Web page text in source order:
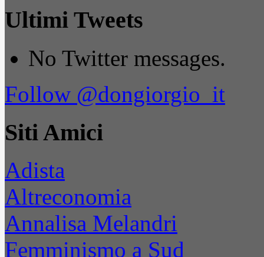
Ultimi Tweets
No Twitter messages.
Follow @dongiorgio_it
Siti Amici
Adista
Altreconomia
Annalisa Melandri
Femminismo a Sud